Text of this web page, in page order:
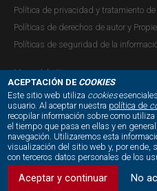
ACEPTACIÓN DE COOKIES
Este sitio web utiliza cookies
usuario. Al aceptar nuestra política de
recopilar información sobre como
el tiempo que pasa en ellas y en
navegación. Utilizaremos esta
visualización del sitio web y, por ende,
con terceros datos personales de los
Aceptar y continuar No
Política de privacidad y tratamiento
Políticas de derechos de autor y
Políticas de seguridad de la
Mapa del sitio
NUESTRAS